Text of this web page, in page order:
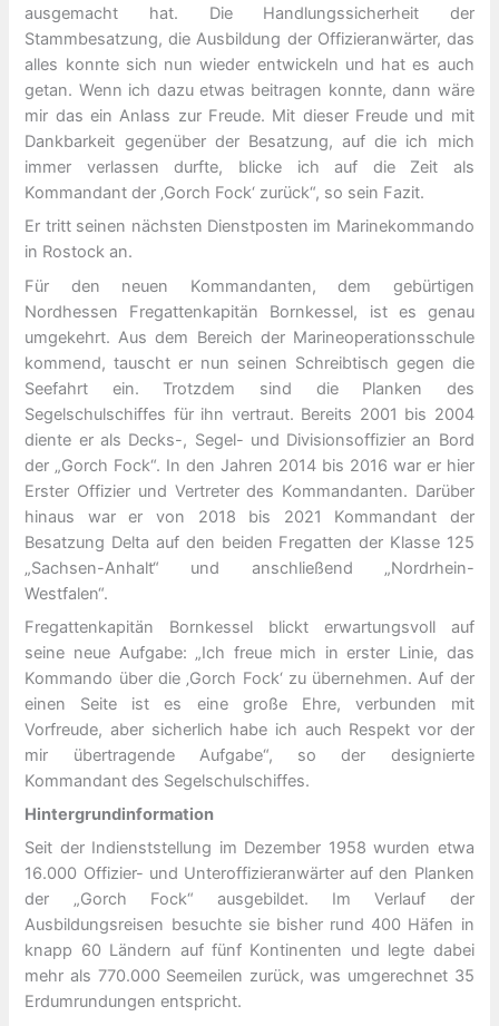
ausgemacht hat. Die Handlungssicherheit der
Stammbesatzung, die Ausbildung der Offizieranwärter, das
alles konnte sich nun wieder entwickeln und hat es auch
getan. Wenn ich dazu etwas beitragen konnte, dann wäre
mir das ein Anlass zur Freude. Mit dieser Freude und mit
Dankbarkeit gegenüber der Besatzung, auf die ich mich
immer verlassen durfte, blicke ich auf die Zeit als
Kommandant der ‚Gorch Fock‘ zurück“, so sein Fazit.
Er tritt seinen nächsten Dienstposten im Marinekommando
in Rostock an.
Für den neuen Kommandanten, dem gebürtigen
Nordhessen Fregattenkapitän Bornkessel, ist es genau
umgekehrt. Aus dem Bereich der Marineoperationsschule
kommend, tauscht er nun seinen Schreibtisch gegen die
Seefahrt ein. Trotzdem sind die Planken des
Segelschulschiffes für ihn vertraut. Bereits 2001 bis 2004
diente er als Decks-, Segel- und Divisionsoffizier an Bord
der „Gorch Fock“. In den Jahren 2014 bis 2016 war er hier
Erster Offizier und Vertreter des Kommandanten. Darüber
hinaus war er von 2018 bis 2021 Kommandant der
Besatzung Delta auf den beiden Fregatten der Klasse 125
„Sachsen-Anhalt“ und anschließend „Nordrhein-
Westfalen“.
Fregattenkapitän Bornkessel blickt erwartungsvoll auf
seine neue Aufgabe: „Ich freue mich in erster Linie, das
Kommando über die ‚Gorch Fock‘ zu übernehmen. Auf der
einen Seite ist es eine große Ehre, verbunden mit
Vorfreude, aber sicherlich habe ich auch Respekt vor der
mir übertragende Aufgabe“, so der designierte
Kommandant des Segelschulschiffes.
Hintergrundinformation
Seit der Indienststellung im Dezember 1958 wurden etwa
16.000 Offizier- und Unteroffizieranwärter auf den Planken
der „Gorch Fock“ ausgebildet. Im Verlauf der
Ausbildungsreisen besuchte sie bisher rund 400 Häfen in
knapp 60 Ländern auf fünf Kontinenten und legte dabei
mehr als 770.000 Seemeilen zurück, was umgerechnet 35
Erdumrundungen entspricht.